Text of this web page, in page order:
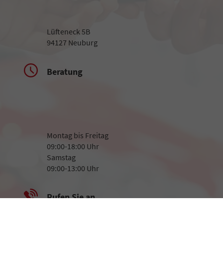
Lüfteneck 5B
94127 Neuburg
Beratung
Montag bis Freitag
09:00-18:00 Uhr
Samstag
09:00-13:00 Uhr
Rufen Sie an